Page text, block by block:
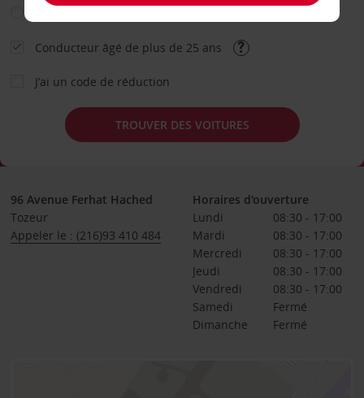
Conducteur âgé de plus de 25 ans
J’ai un code de réduction
TROUVER DES VOITURES
96 Avenue Ferhat Hached
Tozeur
Appeler le : (216)93 410 484
Horaires d'ouverture
Lundi
08:30 - 17:00
Mardi
08:30 - 17:00
Mercredi
08:30 - 17:00
Jeudi
08:30 - 17:00
Vendredi
08:30 - 17:00
Samedi
Fermé
Dimanche
Fermé